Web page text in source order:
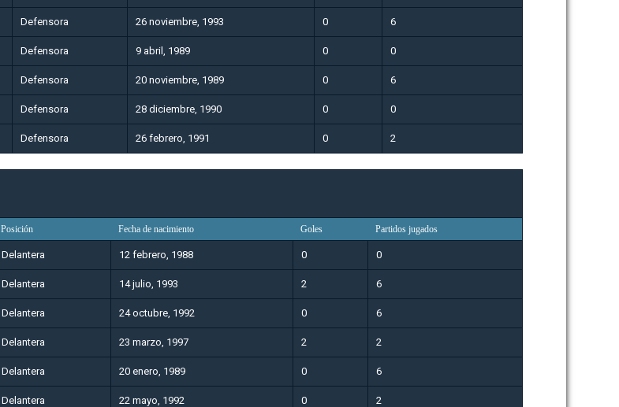
Defensora 26 noviembre, 1993 0 6
Defensora 9 abril, 1989 0 0
Defensora 20 noviembre, 1989 0 6
Defensora 28 diciembre, 1990 0 0
Defensora 26 febrero, 1991 0 2
Posición Fecha de nacimiento Goles Partidos jugados
Delantera 12 febrero, 1988 0 0
Delantera 14 julio, 1993 2 6
Delantera 24 octubre, 1992 0 6
Delantera 23 marzo, 1997 2 2
Delantera 20 enero, 1989 0 6
Delantera 22 mayo, 1992 0 2